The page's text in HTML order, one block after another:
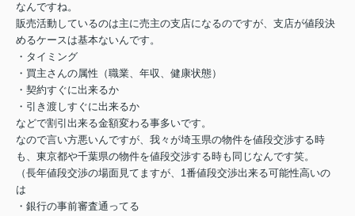
なんですね。
販売活動しているのは主に売主の支店になるのですが、支店が値段決
めるケースは基本ないんです。
・タイミング
・買主さんの属性（職業、年収、健康状態）
・契約すぐに出来るか
・引き渡しすぐに出来るか
などで割引出来る金額変わる事多いです。
なので言い方悪いんですが、我々が埼玉県の物件を値段交渉する時
も、東京都や千葉県の物件を値段交渉する時も同じなんです笑。
（長年値段交渉の場面見てますが、1番値段交渉出来る可能性高いの
は
・銀行の事前審査通ってる